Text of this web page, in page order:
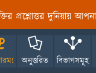
প্রশ্নোত্তর দুনিয়ায়
অনুত্তরিত বিভাগসমূহ